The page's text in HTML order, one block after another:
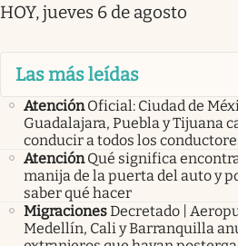
HOY, jueves 6 de agosto
Las más leídas
Atención Oficial: Ciudad de
Guadalajara, Puebla y Tijuana
conducir a todos los
Atención Qué significa
manija de la puerta del auto y
saber qué hacer
MigracionesDecretado |
Medellín, Cali y Barranquilla